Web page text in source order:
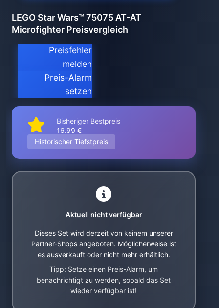
LEGO Star Wars™ 75075 AT-AT
Microfighter Preisvergleich
Preisfehler
melden
Preis-Alarm
setzen
Bisheriger Bestpreis
16.99 €
Historischer Tiefstpreis
Aktuell nicht verfügbar
Dieses Set wird derzeit von keinem unserer
Partner-Shops angeboten. Möglicherweise ist
es ausverkauft oder nicht mehr erhältlich.
Tipp: Setze einen Preis-Alarm, um
benachrichtigt zu werden, sobald das Set
wieder verfügbar ist!